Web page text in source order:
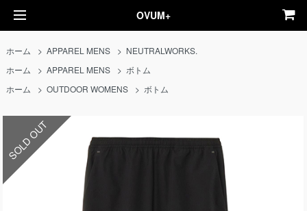
OVUM+
ホーム >APPAREL MENS > NEUTRALWORKS.
ホーム
>APPAREL MENS > ボトム
ホーム
>OUTDOOR WOMENS > ボトム
SOLD OUT